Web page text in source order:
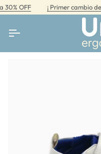
directamente
contenido
OFF ¡ Primer cambio de